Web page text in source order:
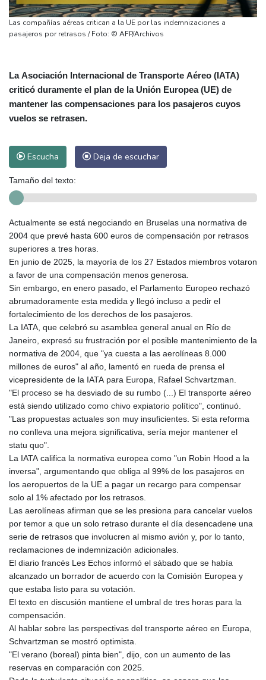
Las compañías aéreas critican a la UE por las indemnizaciones a
pasajeros por retrasos / Foto: © AFP/Archivos
La Asociación Internacional de Transporte Aéreo (IATA)
criticó duramente el plan de la Unión Europea (UE) de
mantener las compensaciones para los pasajeros cuyos
vuelos se retrasen.
Escucha Deja de escuchar
Tamaño del texto:
Actualmente se está negociando en Bruselas una normativa de
2004 que prevé hasta 600 euros de compensación por retrasos
superiores a tres horas.
En junio de 2025, la mayoría de los 27 Estados miembros votaron
a favor de una compensación menos generosa.
Sin embargo, en enero pasado, el Parlamento Europeo rechazó
abrumadoramente esta medida y llegó incluso a pedir el
fortalecimiento de los derechos de los pasajeros.
La IATA, que celebró su asamblea general anual en Río de
Janeiro, expresó su frustración por el posible mantenimiento de la
normativa de 2004, que "ya cuesta a las aerolíneas 8.000
millones de euros" al año, lamentó en rueda de prensa el
vicepresidente de la IATA para Europa, Rafael Schvartzman.
"El proceso se ha desviado de su rumbo (...) El transporte aéreo
está siendo utilizado como chivo expiatorio político", continuó.
"Las propuestas actuales son muy insuficientes. Si esta reforma
no conlleva una mejora significativa, sería mejor mantener el
statu quo".
La IATA califica la normativa europea como "un Robin Hood a la
inversa", argumentando que obliga al 99% de los pasajeros en
los aeropuertos de la UE a pagar un recargo para compensar
solo al 1% afectado por los retrasos.
Las aerolíneas afirman que se les presiona para cancelar vuelos
por temor a que un solo retraso durante el día desencadene una
serie de retrasos que involucren al mismo avión y, por lo tanto,
reclamaciones de indemnización adicionales.
El diario francés Les Echos informó el sábado que se había
alcanzado un borrador de acuerdo con la Comisión Europea y
que estaba listo para su votación.
El texto en discusión mantiene el umbral de tres horas para la
compensación.
Al hablar sobre las perspectivas del transporte aéreo en Europa,
Schvartzman se mostró optimista.
"El verano (boreal) pinta bien", dijo, con un aumento de las
reservas en comparación con 2025.